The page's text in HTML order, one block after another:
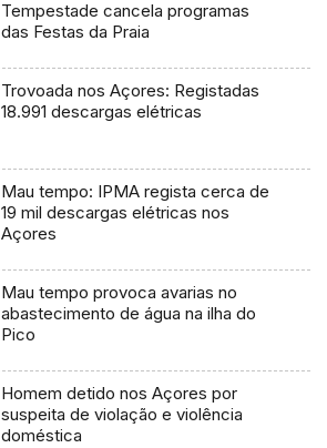
Tempestade cancela programas
das Festas da Praia
Trovoada nos Açores: Registadas
18.991 descargas elétricas
Mau tempo: IPMA regista cerca de
19 mil descargas elétricas nos
Açores
Mau tempo provoca avarias no
abastecimento de água na ilha do
Pico
Homem detido nos Açores por
suspeita de violação e violência
doméstica